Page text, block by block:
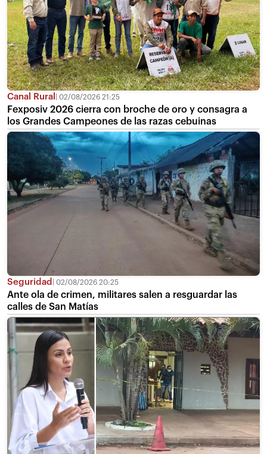
Canal Rural 02/08/2026 21:25
Fexposiv 2026 cierra con broche de oro y consagra a
los Grandes Campeones de las razas cebuinas
Seguridad 02/08/2026 20:25
Ante ola de crimen, militares salen a resguardar las
calles de San Matías